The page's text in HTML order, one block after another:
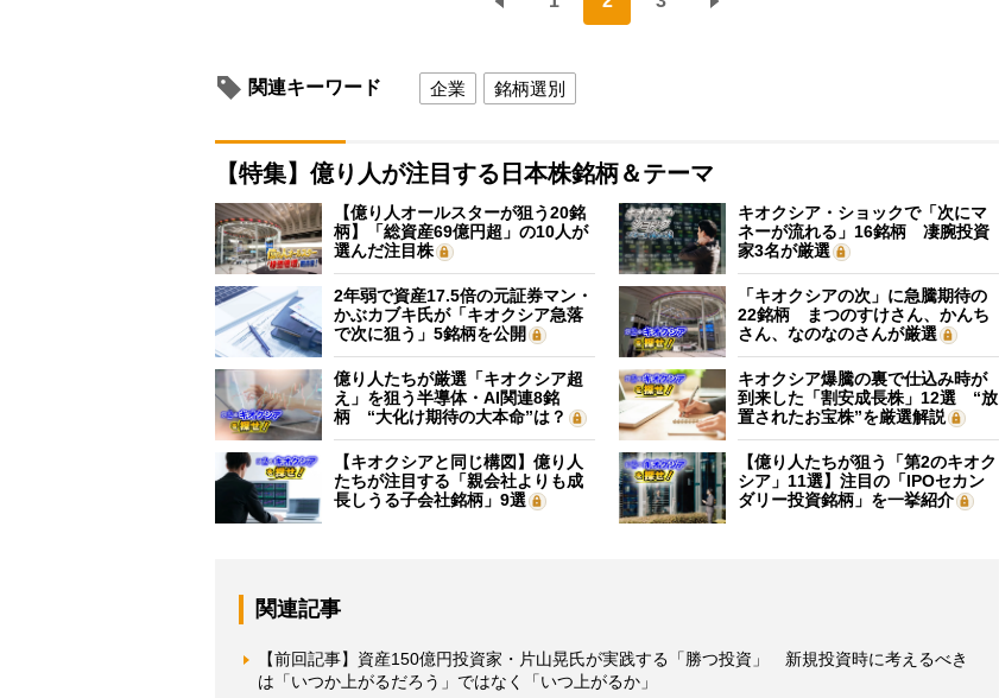
関連キーワード 企業 銘柄選別
【特集】億り人が注目する日本株銘柄＆テーマ
【億り人オールスターが狙う20銘
柄】「総資産69億円超」の10人が
選んだ注目株
キオクシア・ショックで「次にマ
ネーが流れる」16銘柄 凄腕投資
家3名が厳選
2年弱で資産17.5倍の元証券マン・
かぶカブキ氏が「キオクシア急落
で次に狙う」5銘柄を公開
「キオクシアの次」に急騰期待の
22銘柄 まつのすけさん、かんち
さん、なのなのさんが厳選
億り人たちが厳選「キオクシア超
え」を狙う半導体・AI関連8銘
柄 “大化け期待の大本命”は？
キオクシア爆騰の裏で仕込み時が
到来した「割安成長株」12選 “放
置されたお宝株”を厳選解説
【キオクシアと同じ構図】億り人
たちが注目する「親会社よりも成
長しうる子会社銘柄」9選
【億り人たちが狙う「第2のキオク
シア」11選】注目の「IPOセカン
ダリー投資銘柄」を一挙紹介
関連記事
【前回記事】資産150億円投資家・片山晃氏が実践する「勝つ投資」 新規投資時に考えるべき
は「いつか上がるだろう」ではなく「いつ上がるか」